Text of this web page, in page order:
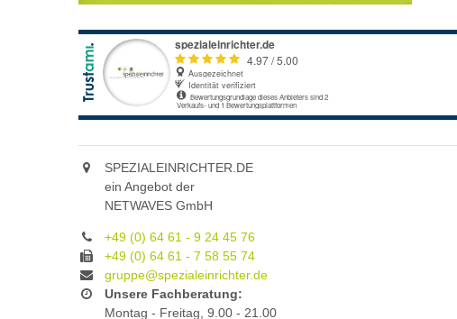
SPEZIALEINRICHTER.DE
ein Angebot der
NETWAVES GmbH
+49 (0) 64 61 - 9 24 45 76
+49 (0) 64 61 - 7 58 55 74
gruppe@spezialeinrichter.de
Unsere Fachberatung:
Montag - Freitag, 9.00 - 21.00